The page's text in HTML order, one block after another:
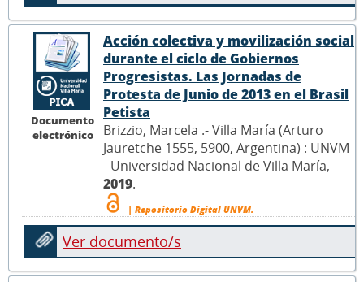
Documento
electrónico
Acción colectiva y movilización social
durante el ciclo de Gobiernos
Progresistas. Las Jornadas de
Protesta de Junio de 2013 en el Brasil
Petista
Brizzio, Marcela .- Villa María (Arturo
Jauretche 1555, 5900, Argentina) : UNVM
- Universidad Nacional de Villa María,
2019.
| Repositorio Digital UNVM.
Ver documento/s